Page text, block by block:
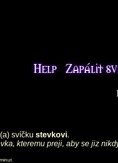
svíčku stevkovi.
kteremu preji, aby se jiz